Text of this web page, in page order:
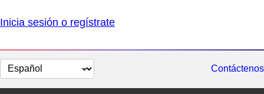
Inicia sesión o regístrate
Cambiar
el
Contáctenos